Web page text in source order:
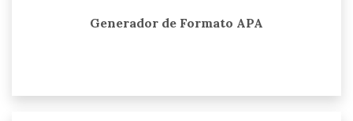
Generador de Formato APA